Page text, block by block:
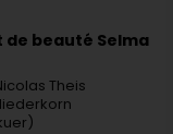
beauté Selma
Theis